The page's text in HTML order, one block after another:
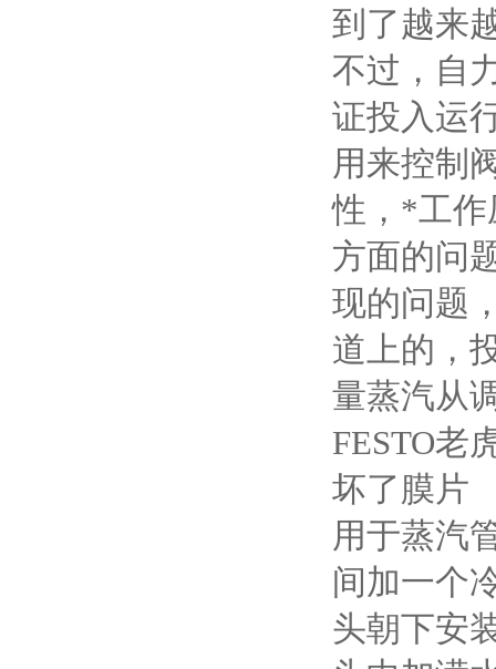
到了越来
不过，自
证投入运
用来控制
性，*工作
方面的问
现的问题
道上的，
量蒸汽从
FESTO老
坏了膜片
用于蒸汽
间加一个
头朝下安